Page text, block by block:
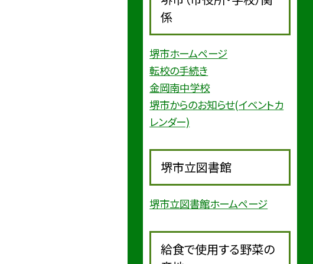
係
堺市ホームページ
転校の手続き
金岡南中学校
堺市からのお知らせ(イベントカ
レンダー)
堺市立図書館
堺市立図書館ホームページ
給食で使用する野菜の